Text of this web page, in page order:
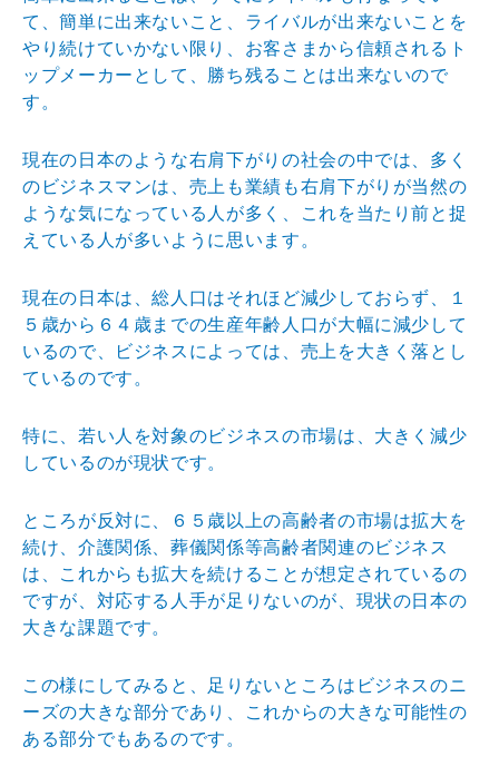
て、簡単に出来ないこと、ライバルが出来ないことを
やり続けていかない限り、お客さまから信頼されるト
ップメーカーと して、勝ち残ることは出来ないので
す。
現在の日本のような右肩下がりの社会の中では、多く
のビジネスマンは、売上も業績も右肩下がりが当然の
ような気になっている人が多く、これを当たり前と捉
えている人が多いように思います。
現在の日本は、総人口はそれほど減少しておらず、１
５歳から６４歳までの生産年齢人口が大幅に減少して
いるので、ビジネスによっては、売上を大きく落とし
ているのです 。
特に、若い人を対象のビジネスの市場は、大きく減少
しているのが現状です。
ところが反対に、６５歳以上の高齢者の市場は拡大を
続け 、介護関係、葬儀関係等高齢者関連のビジネス
は、これからも拡大を続けることが想定されているの
ですが、対応する人手が足りないのが、現状の日本の
大きな課題です。
この様にしてみると、足りないところはビジネスのニ
ーズの大きな部分であり、これからの大きな可能性の
ある部分でもあるのです。